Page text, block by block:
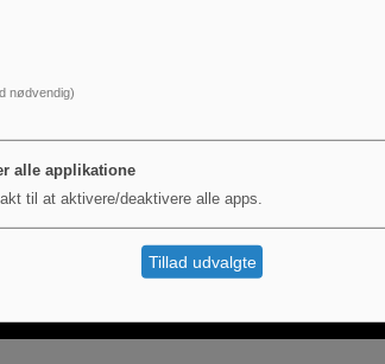
ved valg til værktøj og holder. Dette produkt er
nødvendig)
alle applikatione
til at aktivere/deaktivere alle apps.
Tillad udvalgte